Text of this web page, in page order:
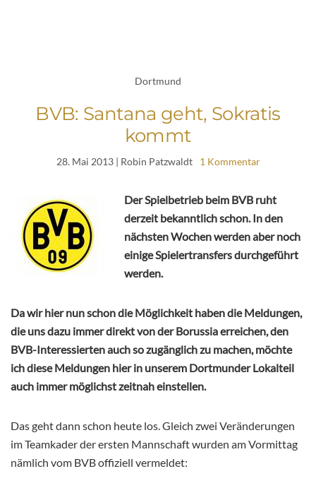
Dortmund
BVB: Santana geht, Sokratis
kommt
28. Mai 2013| Robin Patzwaldt 1 Kommentar
Der Spielbetrieb beim BVB ruht
derzeit bekanntlich schon. In den
nächsten Wochen werden aber noch
einige Spielertransfers durchgeführt
werden.
Da wir hier nun schon die Möglichkeit haben die Meldungen,
die uns dazu immer direkt von der Borussia erreichen, den
BVB-Interessierten auch so zugänglich zu machen, möchte
ich diese Meldungen hier in unserem Dortmunder Lokalteil
auch immer möglichst zeitnah einstellen.
Das geht dann schon heute los. Gleich zwei Veränderungen
im Teamkader der ersten Mannschaft wurden am Vormittag
nämlich vom BVB offiziell vermeldet: